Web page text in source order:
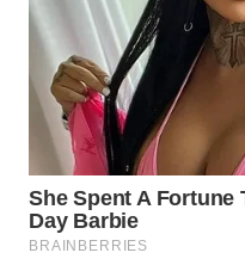
WN
GORONTALO
WN
SULUT
WN
MALUKU